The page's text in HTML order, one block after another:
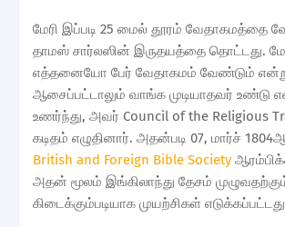
மேரி இப்படி 25 மைல் தூரம் வேதாகமத்தை
தாமஸ் சார்லஸின் இருதயத்தை தொட்டது.
எத்தனையோ பேர் வேதாகமம் வேண்டும்
ஆசைப்பட்டாலும் வாங்க முடியாதவர் உண்டு
உணர்ந்து, அவர் Council of the Religious
கடிதம் எழுதினார். அதன்படி 07, மார்ச்
British and Foreign Bible Society
அதன் மூலம் இங்கிலாந்து தேசம்
கிடைக்கும்படியாக முயற்சிகள்